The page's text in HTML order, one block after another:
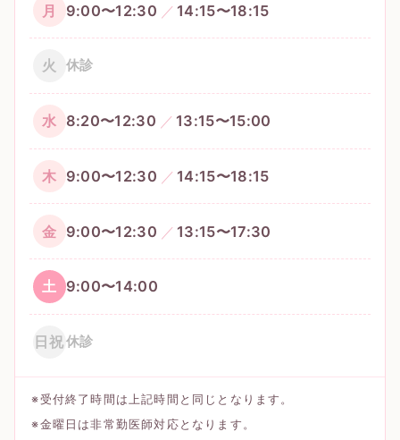
月 9:00〜12:30 14:15〜18:15
火 休診
水 8:20〜12:30 13:15〜15:00
木 9:00〜12:30 14:15〜18:15
金 9:00〜12:30 13:15〜17:30
土 9:00〜14:00
日祝休診
※受付終了時間は上記時間と同じとなります。
※金曜日は非常勤医師対応となります。